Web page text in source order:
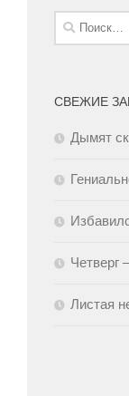
Найти:
СВЕЖИЕ
Дымят
Листая